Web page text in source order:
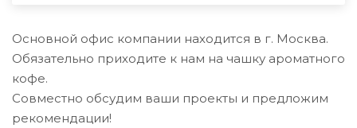
Основной офис компании находится в г. Москва.
Обязательно приходите к нам на чашку ароматного
кофе.
Совместно обсудим ваши проекты и предложим
рекомендации!
Портфолио